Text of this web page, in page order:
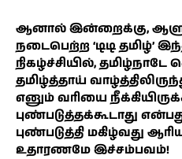
ஆனால் இன்றைக்கு,
நடைபெற்ற ‘டிடி தமிழ்’
நிகழ்ச்சியில்,
தமிழ்த்தாய்
எனும் வரியை
புண்படுத்தக்கூடாது
புண்படுத்தி மகிழ்வது
உதாரணமே இச்சம்பவம்!